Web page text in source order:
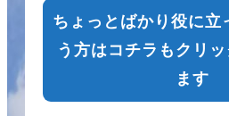
ちょっとばかり役に立
う方はコチラもクリ
ます